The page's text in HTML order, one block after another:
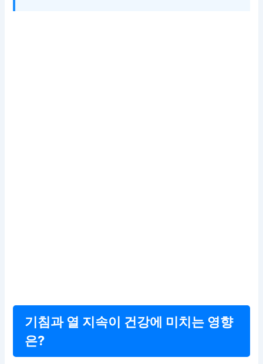
기침과 열 지속이 건강에 미치는 영향
은?